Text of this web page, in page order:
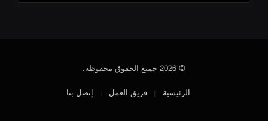
© 2026 جميع الحقوق محفوظة.
الرئيسية
فريق العمل إتصل بنا